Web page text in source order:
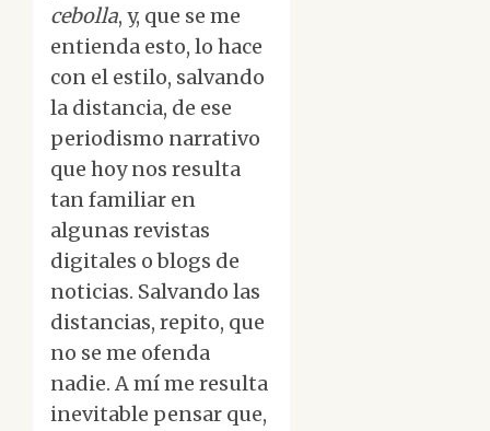
cebolla, y, que se me
entienda esto, lo hace
con el estilo, salvando
la distancia, de ese
periodismo narrativo
que hoy nos resulta
tan familiar en
algunas revistas
digitales o blogs de
noticias. Salvando las
distancias, repito, que
no se me ofenda
nadie. A mí me resulta
inevitable pensar que,